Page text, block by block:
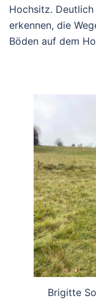
Hochsitz.
erkennen, die
Böden auf dem
Brigitte